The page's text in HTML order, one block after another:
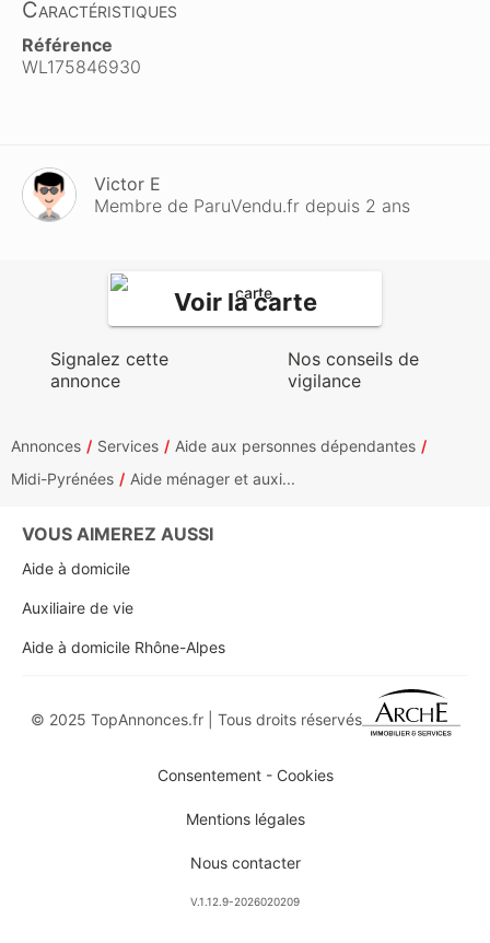
Caractéristiques
Référence
WL175846930
Victor E
Membre de ParuVendu.fr depuis 2 ans
Voir la carte
Signalez cette
annonce
Nos conseils de
vigilance
Annonces Services
Aide aux personnes dépendantes
Midi-Pyrénées
Aide ménager et auxi...
VOUS AIMEREZ AUSSI
Aide à domicile
Auxiliaire de vie
Aide à domicile Rhône-Alpes
© 2025 TopAnnonces.fr | Tous droits réservés
Consentement - Cookies
Mentions légales
Nous contacter
V.1.12.9-2026020209